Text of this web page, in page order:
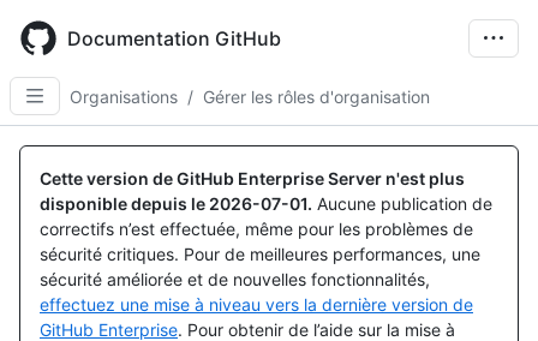
main
content
Documentation GitHub
Organisations / Gérer les rôles d'organisation
Cette version de GitHub Enterprise Server n'est plus
disponible depuis le 2026-07-01. Aucune publication de
correctifs n’est effectuée, même pour les problèmes de
sécurité critiques. Pour de meilleures performances, une
sécurité améliorée et de nouvelles fonctionnalités,
effectuez une mise à niveau vers la dernière version de
GitHub Enterprise. Pour obtenir de l’aide sur la mise à